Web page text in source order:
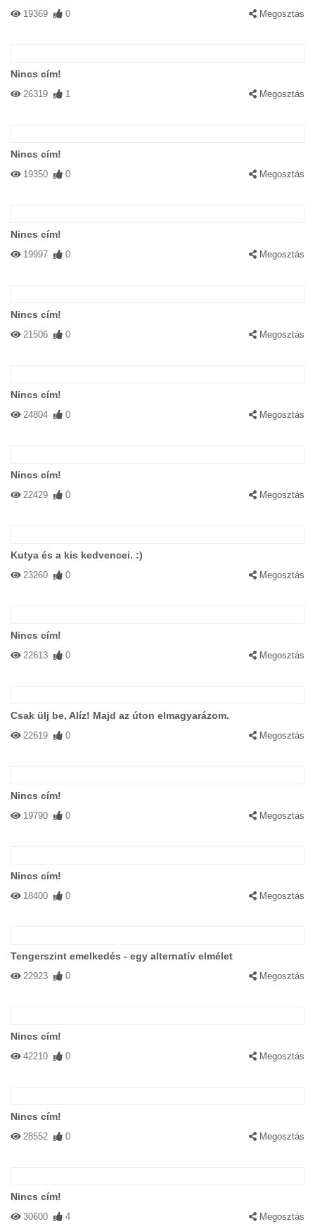
19369 0 Megosztás
Nincs cím!
26319 1 Megosztás
Nincs cím!
19350 0 Megosztás
Nincs cím!
19997 0 Megosztás
Nincs cím!
21506 0 Megosztás
Nincs cím!
24804 0 Megosztás
Nincs cím!
22429 0 Megosztás
Kutya és a kis kedvencei. :)
23260 0 Megosztás
Nincs cím!
22613 0 Megosztás
Csak ülj be, Alíz! Majd az úton elmagyarázom.
22619 0 Megosztás
Nincs cím!
19790 0 Megosztás
Nincs cím!
18400 0 Megosztás
Tengerszint emelkedés - egy alternatív elmélet
22923 0 Megosztás
Nincs cím!
42210 0 Megosztás
Nincs cím!
28552 0 Megosztás
Nincs cím!
30600 4 Megosztás